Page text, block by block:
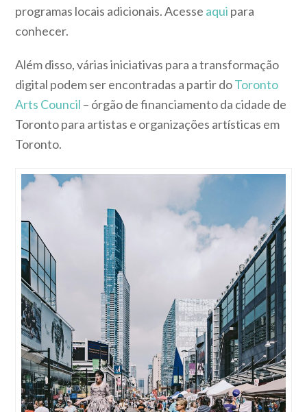
programas locais adicionais. Acesse aqui para
conhecer.
Além disso, várias iniciativas para a transformação
digital podem ser encontradas a partir doToronto
Arts Council – órgão de financiamento da cidade de
Toronto para artistas e organizações artísticas em
Toronto.